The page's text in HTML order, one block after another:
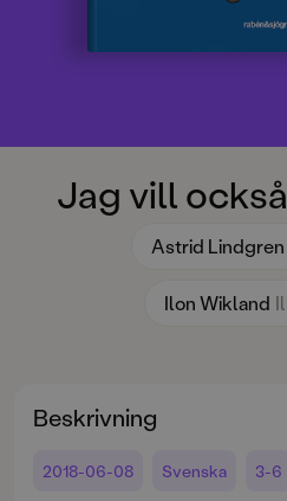
Jag vill
Astrid Lindgren
Ilon Wikland
Beskrivning
2018-06-08 Svenska 3-6